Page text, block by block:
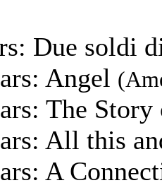
Due soldi
Angel
The
All this
A